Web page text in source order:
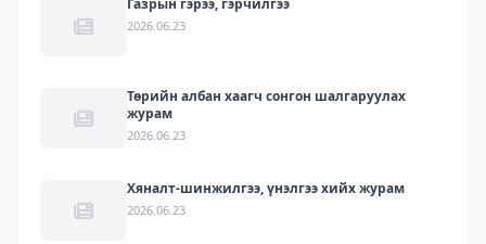
Газрын гэрээ, гэрчилгээ
2026.06.23
Төрийн албан хаагч сонгон шалгаруулах
журам
2026.06.23
Хяналт-шинжилгээ, үнэлгээ хийх журам
2026.06.23